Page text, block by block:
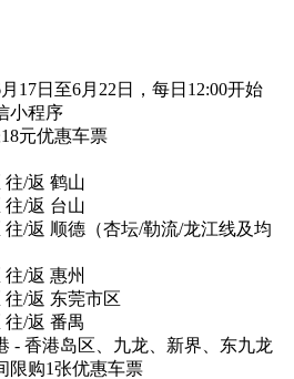
17日至6月22日，每日12:00开始
小程序
元优惠车票
往/返 鹤山
往/返 台山
往/返 顺德（杏坛/勒流/龙江线及均
/返 惠州
往/返 东莞市区
/返 番禺
- 香港岛区、九龙、新界、东九龙
限购1张优惠车票